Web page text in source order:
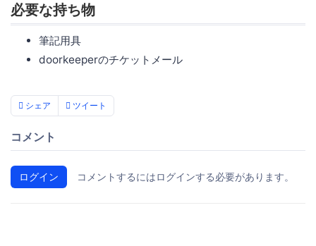
必要な持ち物
筆記用具
doorkeeperのチケットメール
シェア ツイート
コメント
ログイン コメントするにはログインする必要があります。